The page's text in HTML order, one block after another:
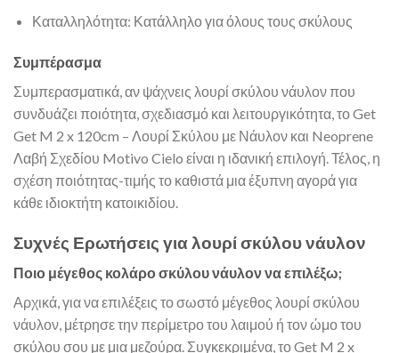
Καταλληλότητα: Κατάλληλο για όλους τους σκύλους
Συμπέρασμα
Συμπερασματικά, αν ψάχνεις λουρί σκύλου νάυλον που
συνδυάζει ποιότητα, σχεδιασμό και λειτουργικότητα, το Get
Get M 2 x 120cm – Λουρί Σκύλου με Νάυλον και Neoprene
Λαβή Σχεδίου Motivo Cielo είναι η ιδανική επιλογή. Τέλος, η
σχέση ποιότητας-τιμής το καθιστά μια έξυπνη αγορά για
κάθε ιδιοκτήτη κατοικιδίου.
Συχνές Ερωτήσεις για λουρί σκύλου νάυλον
Ποιο μέγεθος κολάρο σκύλου νάυλον να επιλέξω;
Αρχικά, για να επιλέξεις το σωστό μέγεθος λουρί σκύλου
νάυλον, μέτρησε την περίμετρο του λαιμού ή τον ώμο του
σκύλου σου με μια μεζούρα. Συγκεκριμένα, το Get M 2 x